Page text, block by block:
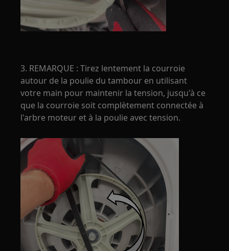
3. REMARQUE : Tirez lentement la courroie
autour de la poulie du tambour en utilisant
votre main pour maintenir la tension, jusqu'à ce
que la courroie soit complètement connectée à
l'arbre moteur et à la poulie avec tension.